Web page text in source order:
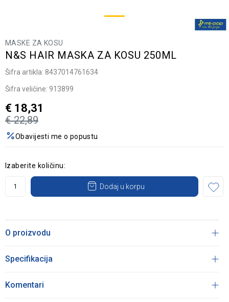
MASKE ZA KOSU
N&S HAIR MASKA ZA KOSU 250ML
Šifra artikla: 8437014761634
Šifra veličine: 913899
€ 22,89
€ 18,31
Obavijesti me o popustu
Izaberite količinu:
Dodaj u korpu
O proizvodu
Specifikacija
Komentari